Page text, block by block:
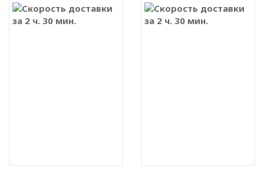
за 2 ч. 30 мин.
за 2 ч. 30 мин.